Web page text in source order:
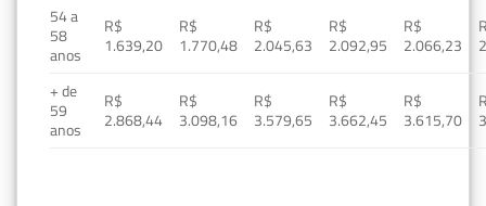
54 a
58
anos
R$
1.639,20
R$
1.770,48
R$
2.045,63
R$
2.092,95
R$
2.066,23
+ de
59
anos
R$
2.868,44
R$
3.098,16
R$
3.579,65
R$
3.662,45
R$
3.615,70